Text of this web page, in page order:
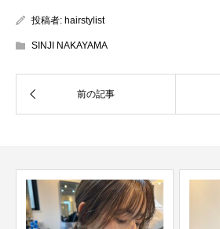
投稿者: hairstylist
SINJI NAKAYAMA